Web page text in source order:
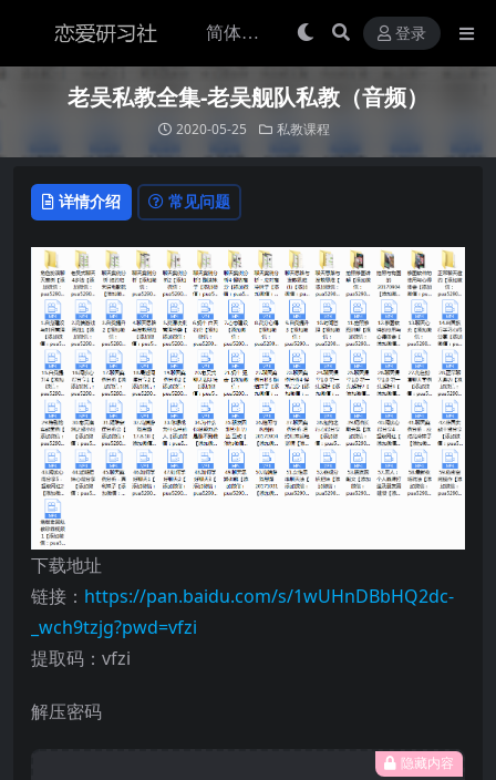
登录
老吴私教全集-老吴舰队私教（音频）
2020-05-25 私教课程
详情介绍 常见问题
下载地址
链接： https://pan.baidu.com/s/1wUHnDBbHQ2dc-
_wch9tzjg?pwd=vfzi
提取码：vfzi
解压密码
隐藏内容